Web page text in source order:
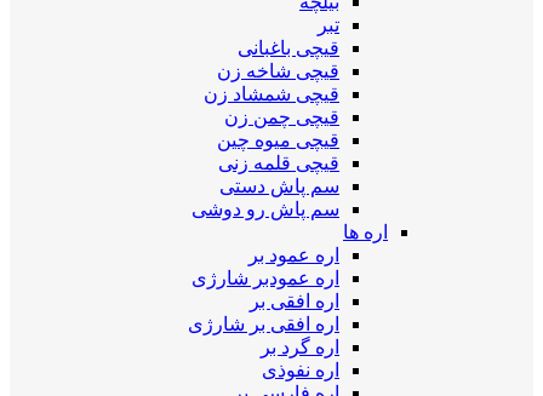
تبر
قیچی باغبانی
قیچی شاخه زن
قیچی شمشاد زن
قیچی چمن زن
قیچی میوه چین
قیچی قلمه زنی
سم پاش دستی
سم پاش رو دوشی
اره ها
اره عمود بر
اره عمودبر شارژی
اره افقی بر
اره افقی بر شارژی
اره گرد بر
اره نفوذی